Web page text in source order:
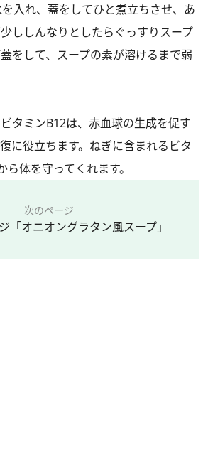
を入れ、蓋をしてひと煮立ちさせ、あ
ししんなりとしたらぐっすりスープ
をして、スープの素が溶けるまで弱
タミンB12は、赤血球の生成を促す
に役立ちます。ねぎに含まれるビタ
体を守ってくれます。
次のページ
オニオングラタン風スープ」